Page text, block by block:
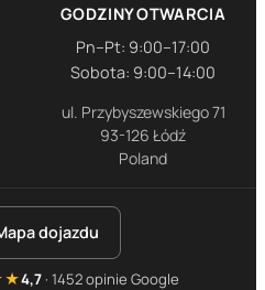
GODZINY OTWARCIA
Pn–Pt: 9:00–17:00
Sobota: 9:00–14:00
ul. Przybyszewskiego 71
93-126 Łódź
Poland
dojazdu
4,7· 1452 opinie Google